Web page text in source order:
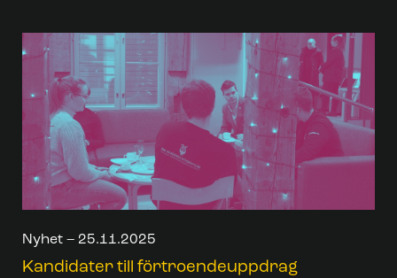
Nyhet – 25.11.2025
Kandidater till förtroendeuppdrag